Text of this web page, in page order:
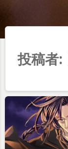
投稿者: